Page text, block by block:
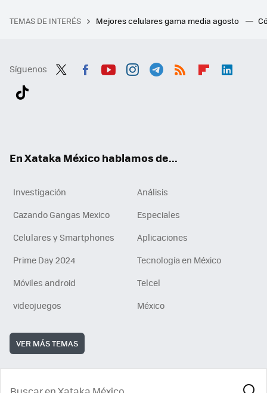
TEMAS DE INTERÉS Mejores celulares gama media agosto
Síguenos
En Xataka México hablamos de...
Investigación
Análisis
Cazando Gangas Mexico
Especiales
Celulares y Smartphones
Aplicaciones
Prime Day 2024
Tecnología en México
Móviles android
Telcel
videojuegos
México
VER MÁS TEMAS